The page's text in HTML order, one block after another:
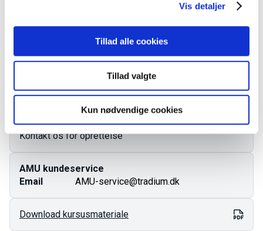
Vis detaljer
Tillad alle cookies
Tillad valgte
Kun nødvendige cookies
Ingen aktive hold
Kontakt os for oprettelse
AMU kundeservice
Email
AMU-service@tradium.dk
Download kursusmateriale
Kontakt os